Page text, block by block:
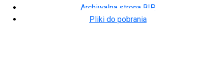
Archiwalna strona BIP
Pliki do pobrania